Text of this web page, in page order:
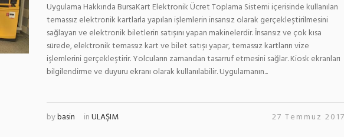
Uygulama Hakkında BursaKart Elektronik Ücret Toplama Sistemi içerisinde kullanılan
temassız elektronik kartlarla yapılan işlemlerin insansız olarak gerçekleştirilmesini
sağlayan ve elektronik biletlerin satışını yapan makinelerdir. İnsansız ve çok kısa
sürede, elektronik temassız kart ve bilet satışı yapar, temassız kartların vize
işlemlerini gerçekleştirir. Yolcuların zamandan tasarruf etmesini sağlar. Kiosk ekranları
bilgilendirme ve duyuru ekranı olarak kullanılabilir. Uygulamanın...
bybasin inULAŞIM 27 Temmuz